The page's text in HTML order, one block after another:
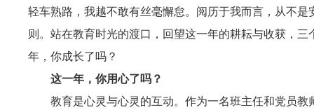
轻车熟路，我越不敢有丝毫懈怠。阅历于我而言，从不
则。站在教育时光的渡口，回望这一年的耕耘与收获，
年，你成长了吗？
这一年，你用心了吗？
教育是心灵与心灵的互动。作为一名班主任和党员